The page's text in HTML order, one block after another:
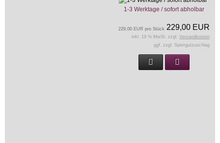
1-3 Werktage / sofort abholbar
229,00 EUR
229,00 EUR pro Stück
inkl. 19 % MwSt. zzgl. Versandkosten
ggf. zzgl. Sperrgutzuschlag